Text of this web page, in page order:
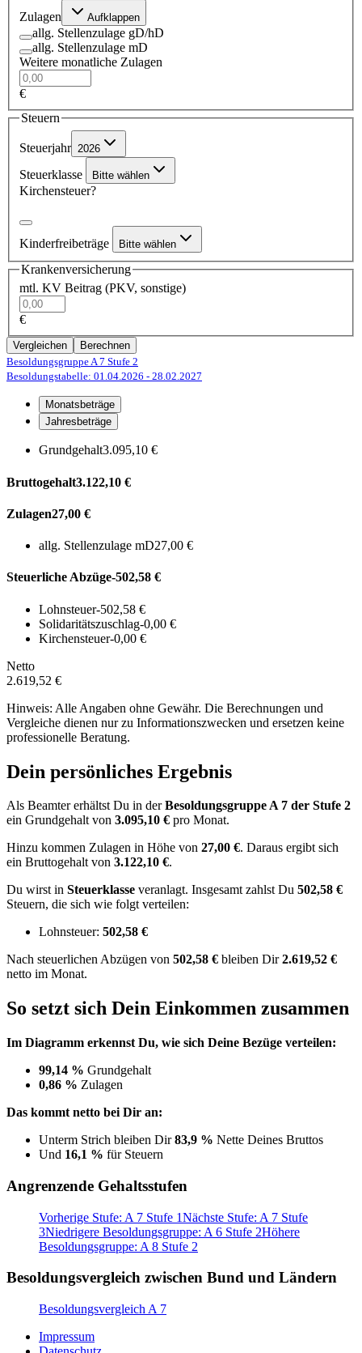
Zulagen Aufklappen
allg. Stellenzulage gD/hD
allg. Stellenzulage mD
Weitere monatliche Zulagen
€
Steuern
Steuerjahr 2026
Steuerklasse Bitte wählen
Kirchensteuer?
Kinderfreibeträge Bitte wählen
Krankenversicherung
mtl. KV Beitrag (PKV, sonstige)
€
Vergleichen
Berechnen
Besoldungsgruppe A 7 Stufe 2
Besoldungstabelle: 01.04.2026 - 28.02.2027
Monatsbeträge
Jahresbeträge
Grundgehalt3.095,10 €
Bruttogehalt3.122,10 €
Zulagen27,00 €
allg. Stellenzulage mD27,00 €
Steuerliche Abzüge-502,58 €
Lohnsteuer-502,58 €
Solidaritätszuschlag-0,00 €
Kirchensteuer-0,00 €
Netto
2.619,52 €
Hinweis: Alle Angaben ohne Gewähr. Die Berechnungen und
Vergleiche dienen nur zu Informationszwecken und ersetzen keine
professionelle Beratung.
Dein persönliches Ergebnis
Als Beamter erhältst Du in derBesoldungsgruppeA 7 der Stufe 2
ein Grundgehalt von 3.095,10 € pro Monat.
Hinzu kommen Zulagen in Höhe von 27,00 €. Daraus ergibt sich
ein Bruttogehalt von 3.122,10 €.
Du wirst in Steuerklasse veranlagt. Insgesamt zahlst Du 502,58 €
Steuern, die sich wie folgt verteilen:
Lohnsteuer: 502,58 €
Nach steuerlichen Abzügen von 502,58 € bleiben Dir2.619,52 €
netto im Monat.
So setzt sich Dein Einkommen zusammen
Im Diagramm erkennst Du, wie sich Deine Bezüge verteilen:
99,14 % Grundgehalt
0,86 % Zulagen
Das kommt netto bei Dir an:
Unterm Strich bleiben Dir83,9 % Nette Deines Bruttos
Und 16,1 % für Steuern
Angrenzende Gehaltsstufen
Vorherige Stufe: A 7 Stufe 1Nächste Stufe: A 7 Stufe
3Niedrigere Besoldungsgruppe: A 6 Stufe 2Höhere
Besoldungsgruppe: A 8 Stufe 2
Besoldungsvergleich zwischen Bund und Ländern
Besoldungsvergleich A 7
Impressum